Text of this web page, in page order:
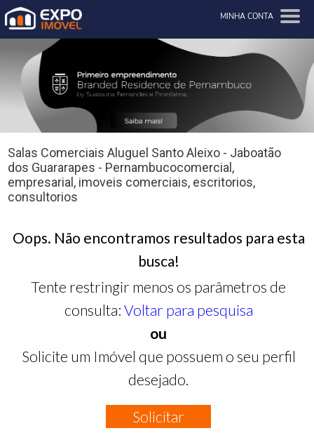
MINHA CONTA
Salas Comerciais Aluguel Santo Aleixo - Jaboatão
dos Guararapes - Pernambucocomercial,
empresarial, imoveis comerciais, escritorios,
consultorios
Oops. Não encontramos resultados para esta
busca!
Tente restringir menos os parâmetros de
consulta: Voltar para pesquisa
ou
Solicite um Imóvel que possuem o seu perfil
desejado.
Solicitar